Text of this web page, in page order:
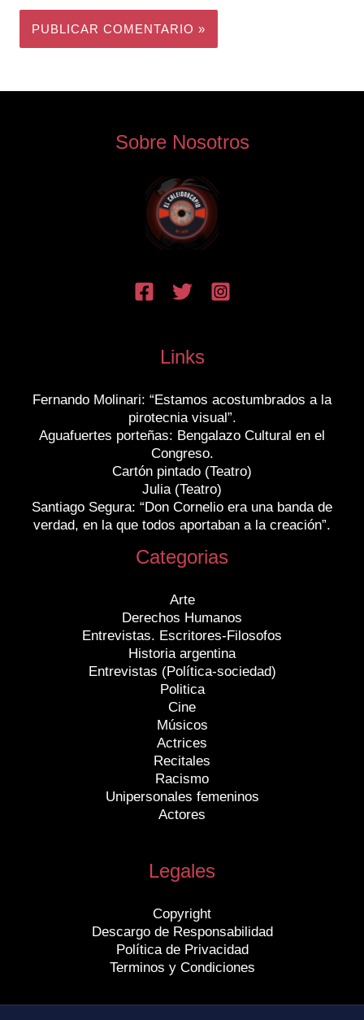
Sobre Nosotros
Links
Fernando Molinari: “Estamos acostumbrados a la
pirotecnia visual”.
Aguafuertes porteñas: Bengalazo Cultural en el
Congreso.
Cartón pintado (Teatro)
Julia (Teatro)
Santiago Segura: “Don Cornelio era una banda de
verdad, en la que todos aportaban a la creación”.
Categorias
Arte
Derechos Humanos
Entrevistas. Escritores-Filosofos
Historia argentina
Entrevistas (Política-sociedad)
Politica
Cine
Músicos
Actrices
Recitales
Racismo
Unipersonales femeninos
Actores
Legales
Copyright
Descargo de Responsabilidad
Política de Privacidad
Terminos y Condiciones